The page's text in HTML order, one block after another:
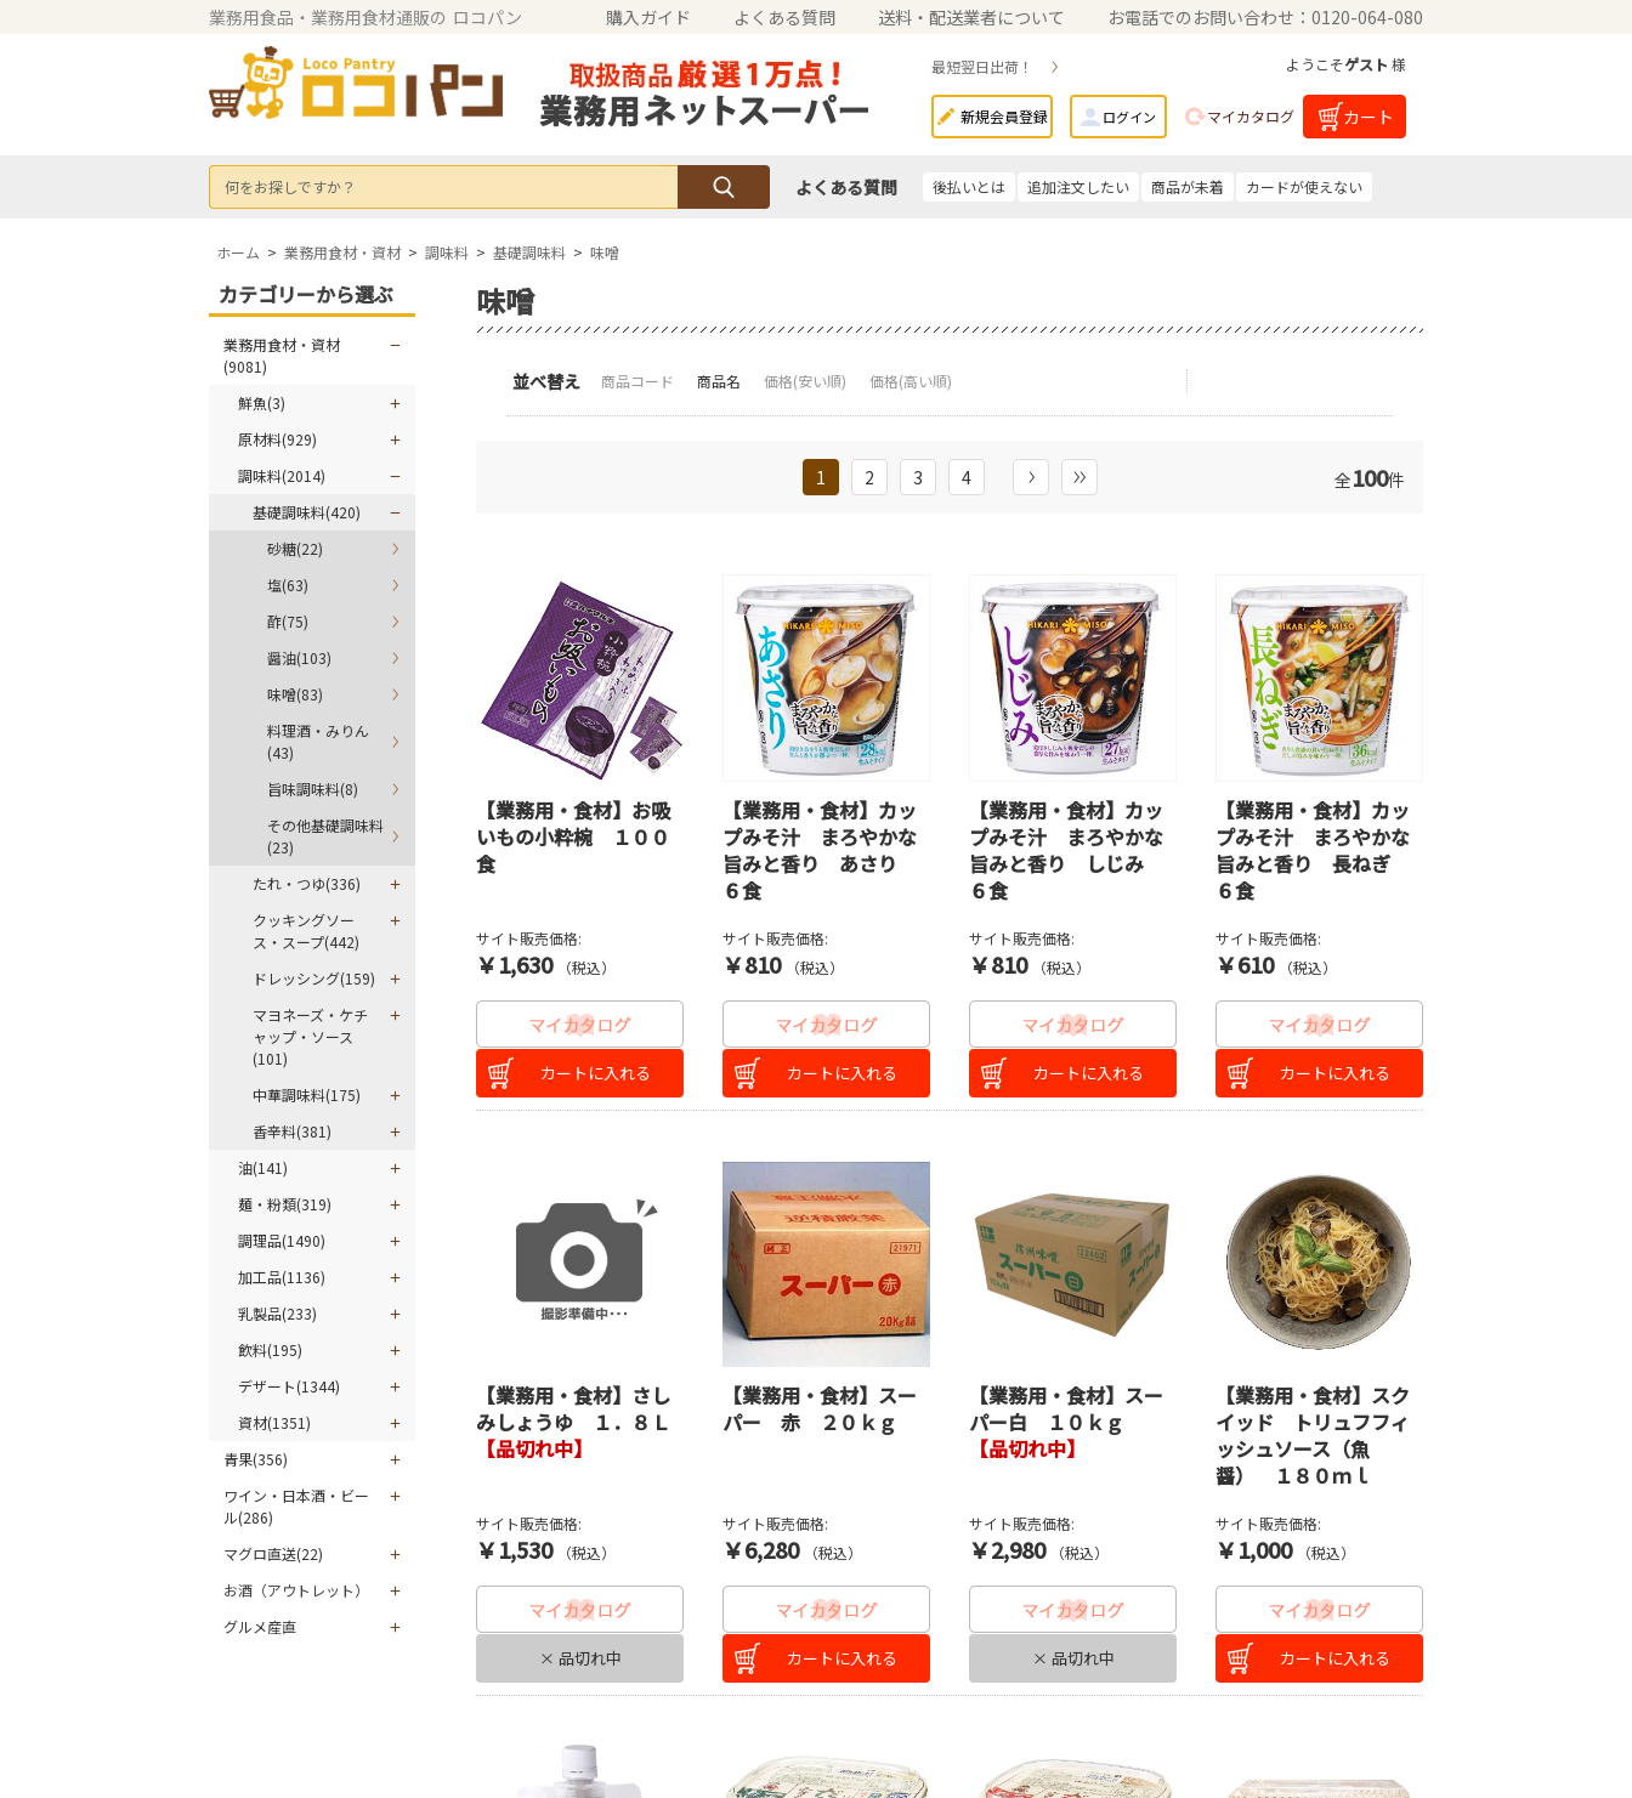
業務用食品・業務用食材通販の ロコパン 購入ガイド よくある質問 送料・配送業者について お電話でのお問い合わせ：0120-064-080
最短翌日出荷！ ようこそゲスト 様
新規会員登録 ログイン マイカタログ カート
何をお探しですか？ よくある質問 後払いとは 追加注文したい 商品が未着 カードが使えない
ホーム > 業務用食材・資材 > 調味料 > 基礎調味料 > 味噌
味噌
並べ替え 商品コード 商品名 価格(安い順) 価格(高い順)
全100件
1 2 3 4
【業務用・食材】お吸
いもの小粋椀 １００
食
サイト販売価格:
￥1,630 （税込）
カートに入れる
【業務用・食材】カッ
プみそ汁 まろやかな
旨みと香り あさり
６食
サイト販売価格:
￥810 （税込）
カートに入れる
【業務用・食材】カッ
プみそ汁 まろやかな
旨みと香り しじみ
６食
サイト販売価格:
￥810 （税込）
カートに入れる
【業務用・食材】カッ
プみそ汁 まろやかな
旨みと香り 長ねぎ
６食
サイト販売価格:
￥610 （税込）
カートに入れる
【業務用・食材】さし
みしょうゆ １．８Ｌ
【品切れ中】
サイト販売価格:
￥1,530 （税込）
× 品切れ中
【業務用・食材】スー
パー 赤 ２０ｋｇ
サイト販売価格:
￥6,280 （税込）
カートに入れる
【業務用・食材】スー
パー白 １０ｋｇ
【品切れ中】
サイト販売価格:
￥2,980 （税込）
× 品切れ中
【業務用・食材】スク
イッド トリュフフィ
ッシュソース（魚
醤） １８０ｍｌ
サイト販売価格:
￥1,000 （税込）
カートに入れる
カテゴリーから選ぶ
業務用食材・資材
(9081)
鮮魚(3)
原材料(929)
調味料(2014)
基礎調味料(420)
砂糖(22)
塩(63)
酢(75)
醤油(103)
味噌(83)
料理酒・みりん
(43)
旨味調味料(8)
その他基礎調味料
(23)
たれ・つゆ(336)
クッキングソー
ス・スープ(442)
ドレッシング(159)
マヨネーズ・ケチ
ャップ・ソース
(101)
中華調味料(175)
香辛料(381)
油(141)
麺・粉類(319)
調理品(1490)
加工品(1136)
乳製品(233)
飲料(195)
デザート(1344)
資材(1351)
青果(356)
ワイン・日本酒・ビー
ル(286)
マグロ直送(22)
お酒（アウトレット）
グルメ産直